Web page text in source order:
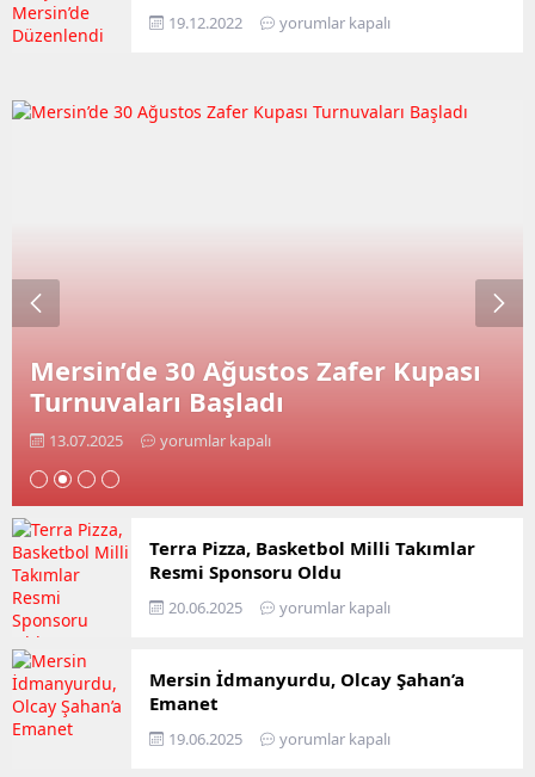
19.12.2022 yorumlar kapalı
Mersin’de 30 Ağustos Zafer Kupası
Turnuvaları Başladı
13.07.2025 yorumlar kapalı
Terra Pizza, Basketbol Milli Takımlar
Resmi Sponsoru Oldu
20.06.2025 yorumlar kapalı
Mersin İdmanyurdu, Olcay Şahan’a
Emanet
19.06.2025 yorumlar kapalı